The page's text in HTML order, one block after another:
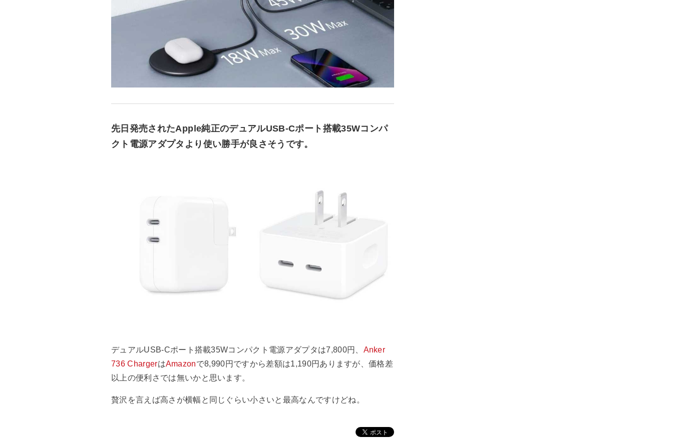
先日発売されたApple純正のデュアルUSB-Cポート搭載35Wコンパ
クト電源アダプタより使い勝手が良さそうです。
デュアルUSB-Cポート搭載35Wコンパクト電源アダプタは7,800円、 Anker
736 ChargerはAmazonで8,990円ですから差額は1,190円ありますが、価格差
以上の便利さでは無いかと思います。
贅沢を言えば高さが横幅と同じぐらい小さいと最高なんですけどね。